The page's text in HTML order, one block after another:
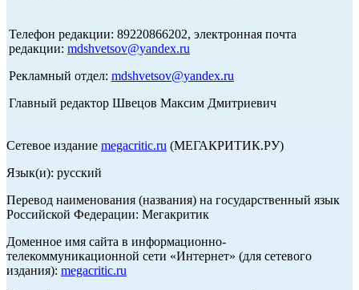
Телефон редакции: 89220866202, электронная почта
редакции: mdshvetsov@yandex.ru
Рекламный отдел: mdshvetsov@yandex.ru
Главный редактор Швецов Максим Дмитриевич
Сетевое издание megacritic.ru (МЕГАКРИТИК.РУ)
Язык(и): русский
Перевод наименования (названия) на государственный язык
Российской Федерации: Мегакритик
Доменное имя сайта в информационно-
телекоммуникационной сети «Интернет» (для сетевого
издания): megacritic.ru